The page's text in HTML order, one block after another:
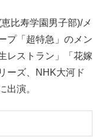
比寿学園男子部)/メ
プ「超特急」のメン
レストラン」「花嫁
ーズ、NHK大河ド
出演。